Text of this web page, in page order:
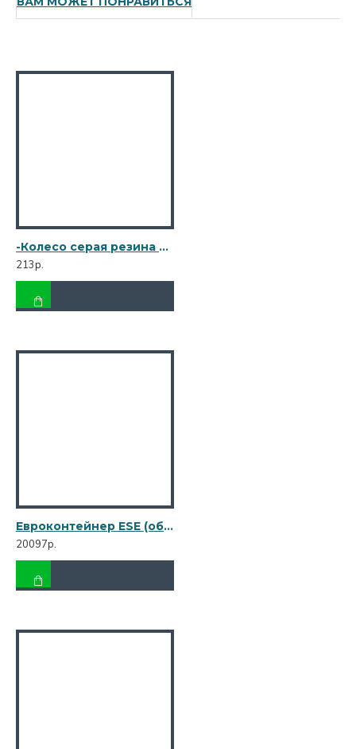
-Колесо серая резина поворотное с тормозом(металл) 50мм (R14C-1) мягкая резина 3054050М
213р.
Евроконтейнер ESE (об. 1100 л) ESE-1100
20097р.